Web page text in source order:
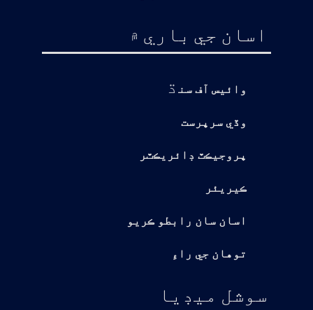
اسان جي باري ۾
وائيس آف سن ڌ
وڏي سرپرست
پروجيڪٽ ڊائريڪٽر
ڪيريئر
اسان سان رابطو ڪريو
توهان جي راءِ
سوشل ميڊيا